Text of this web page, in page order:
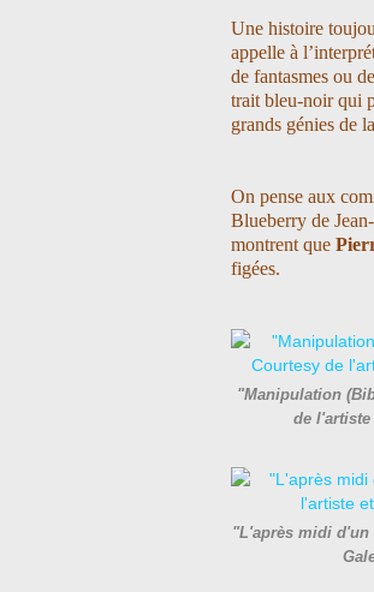
Une histoire
appelle à
de fantasmes ou
trait bleu-noir qui
grands génies de
On pense aux
Blueberry de
montrent que
figées.
"Manipulation
de l'artiste
"L'après midi d'un